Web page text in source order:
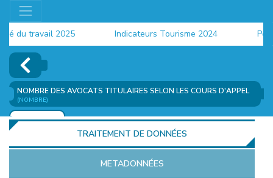
travail 2025 Indicateurs Tourisme 2024
NOMBRE DES AVOCATS TITULAIRES SELON LES COURS D'APPEL
(NOMBRE)
AJOUTER
TRAITEMENT DE DONNÉES
METADONNÉES